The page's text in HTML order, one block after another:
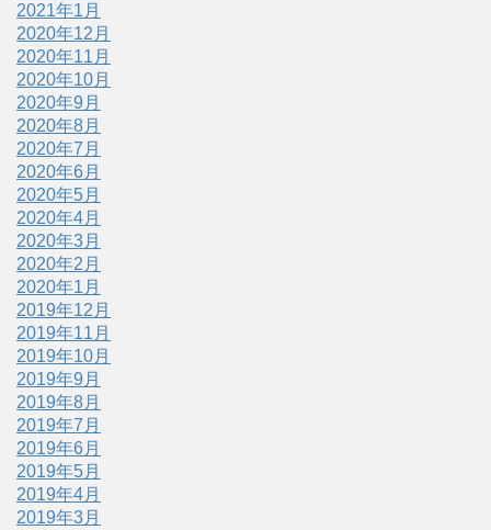
2021年1月
2020年12月
2020年11月
2020年10月
2020年9月
2020年8月
2020年7月
2020年6月
2020年5月
2020年4月
2020年3月
2020年2月
2020年1月
2019年12月
2019年11月
2019年10月
2019年9月
2019年8月
2019年7月
2019年6月
2019年5月
2019年4月
2019年3月